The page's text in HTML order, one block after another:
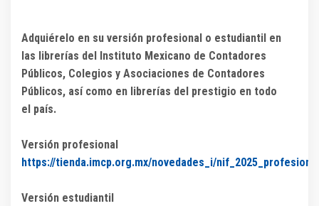
Adquiérelo en su versión profesional o estudiantil en
las librerías del Instituto Mexicano de Contadores
Públicos, Colegios y Asociaciones de Contadores
Públicos, así como en librerías del prestigio en todo
el país.
Versión profesional
https://tienda.imcp.org.mx/novedades_i/
Versión estudiantil